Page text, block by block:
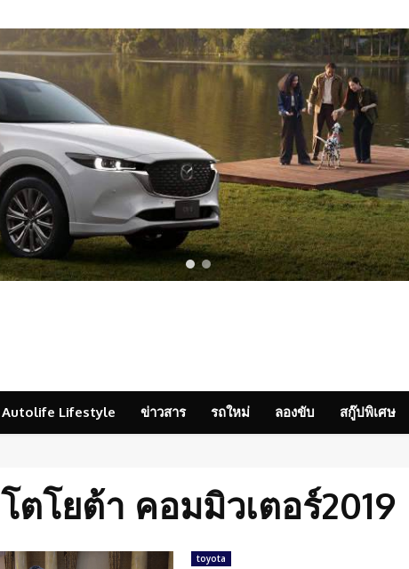
Autolife Lifestyle ข่าวสาร รถใหม่ ลองขับ สกู๊ปพิเศษ
โตโยต้า คอมมิวเตอร์2019
toyota